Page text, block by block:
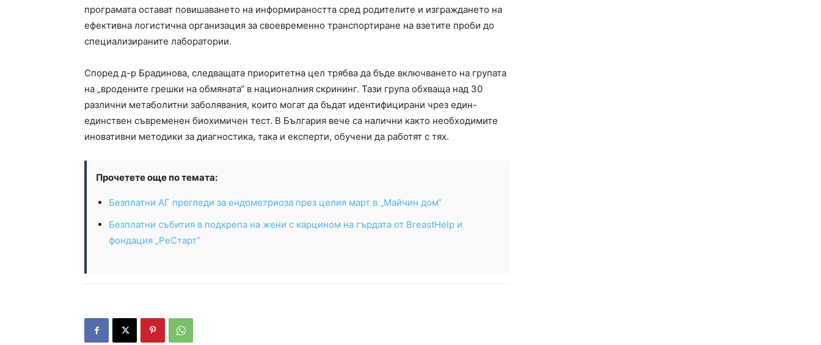
програмата остават повишаването на информираността сред родителите и изграждането на
ефективна логистична организация за своевременно транспортиране на взетите проби до
специализираните лаборатории.
Според д-р Брадинова, следващата приоритетна цел трябва да бъде включването на групата
на „вродените грешки на обмяната“ в националния скрининг. Тази група обхваща над 30
различни метаболитни заболявания, които могат да бъдат идентифицирани чрез един-
единствен съвременен биохимичен тест. В България вече са налични както необходимите
иновативни методики за диагностика, така и експерти, обучени да работят с тях.
Прочетете още по темата:
Безплатни АГ прегледи за ендометриоза през целия март в „Майчин дом“
Безплатни събития в подкрепа на жени с карцином на гърдата от BreastHelp и
фондация „РеСтарт“